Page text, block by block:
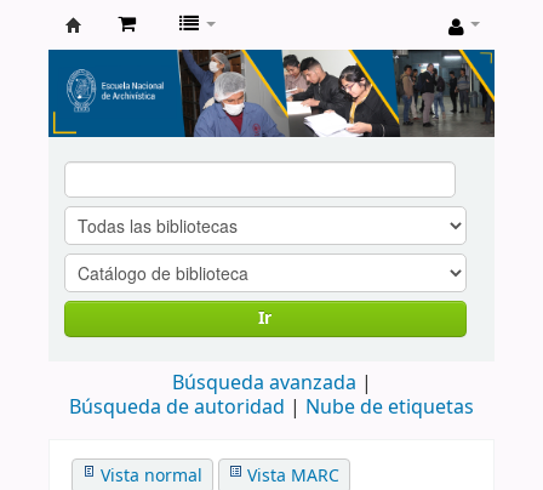
Catálogo
de
Biblioteca
ENA
Ir
Búsqueda avanzada
Búsqueda de autoridad
Nube de etiquetas
Vista normal
Vista MARC